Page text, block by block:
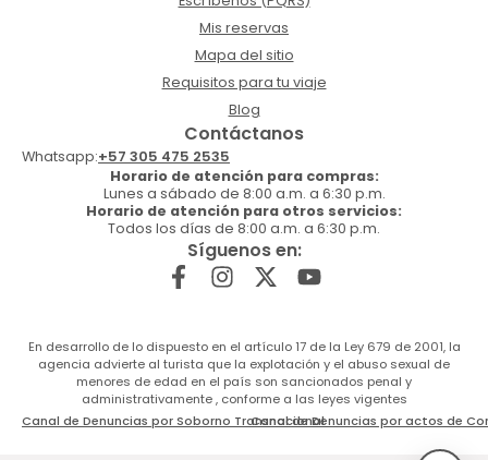
Mis reservas
Mapa del sitio
Requisitos para tu viaje
Blog
Contáctanos
Whatsapp:+57 305 475 2535
Horario de atención para compras:
Lunes a sábado de 8:00 a.m. a 6:30 p.m.
Horario de atención para otros servicios:
Todos los días de 8:00 a.m. a 6:30 p.m.
Síguenos en:
En desarrollo de lo dispuesto en el artículo 17 de la Ley 679 de 2001, la
agencia advierte al turista que la explotación y el abuso sexual de
menores de edad en el país son sancionados penal y
administrativamente , conforme a las leyes vigentes
Canal de Denuncias por Soborno TransnacionalCanal de Denuncias por actos de